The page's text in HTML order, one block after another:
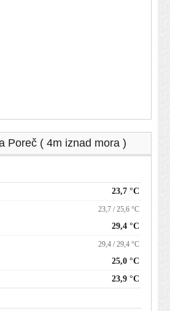
Poreč ( 4m iznad mora )
23,7 °C
23,7 / 25,6 °C
29,4 °C
29,4 / 29,4 °C
25,0 °C
23,9 °C